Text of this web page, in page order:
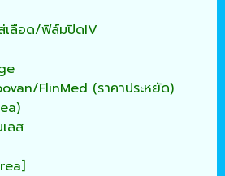
เลือด/ฟิล์มปิดIV
FlinMed (ราคาประหยัด)
ลส